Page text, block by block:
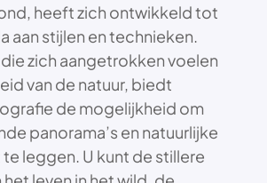
heeft zich ontwikkeld tot
aan stijlen en technieken.
zich aangetrokken voelen
van de natuur, biedt
de mogelijkheid om
panorama’s en natuurlijke
leggen. U kunt de stillere